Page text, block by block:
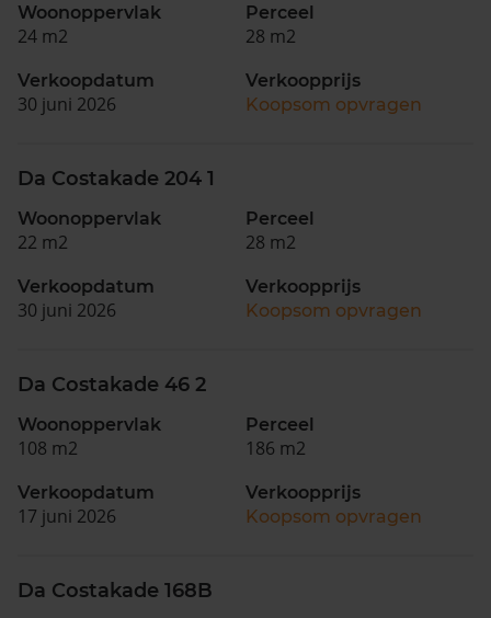
Woonoppervlak
24 m2
Perceel
28 m2
Verkoopdatum
30 juni 2026
Verkoopprijs
Koopsom opvragen
Da Costakade 204 1
Woonoppervlak
22 m2
Perceel
28 m2
Verkoopdatum
30 juni 2026
Verkoopprijs
Koopsom opvragen
Da Costakade 46 2
Woonoppervlak
108 m2
Perceel
186 m2
Verkoopdatum
17 juni 2026
Verkoopprijs
Koopsom opvragen
Da Costakade 168B